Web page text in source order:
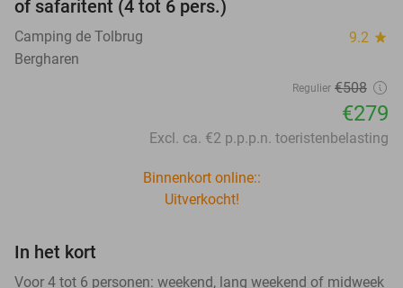
of safaritent (4 tot 6 pers.)
Camping de Tolbrug 9.2 star
Bergharen
Regulier €508
€279
Excl. ca. €2 p.p.p.n. toeristenbelasting
Binnenkort online::
Uitverkocht!
In het kort
Voor 4 tot 6 personen: weekend, lang weekend of midweek